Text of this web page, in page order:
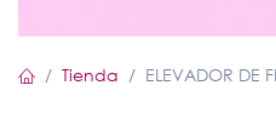
Tienda ELEVADOR DE